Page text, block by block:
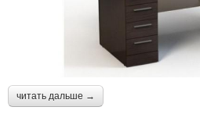
читать дальше →